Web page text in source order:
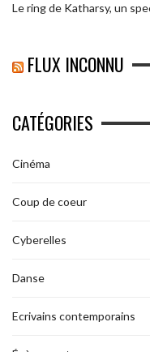
Le ring de Katharsy, un
FLUX INCONNU
CATÉGORIES
Cinéma
Coup de coeur
Cyberelles
Danse
Ecrivains contemporains